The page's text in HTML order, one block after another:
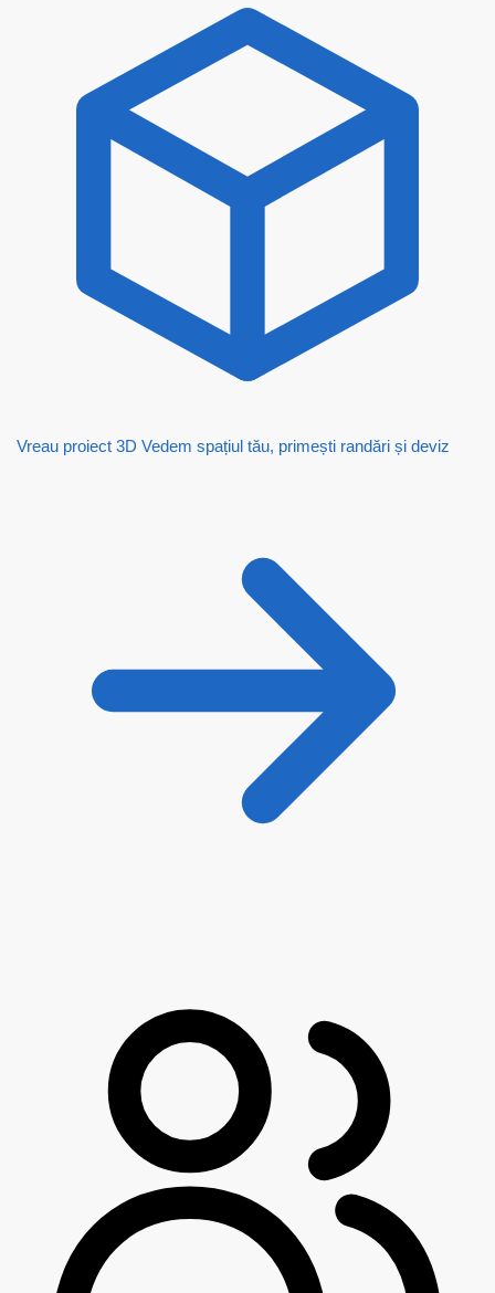
Vreau proiect 3D Vedem spațiul tău, primești randări și deviz